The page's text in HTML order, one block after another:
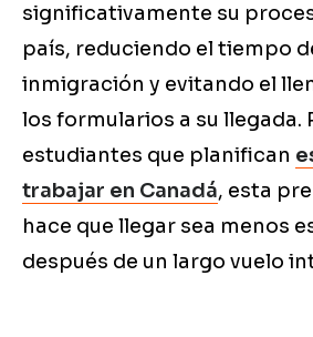
significativamente su
país, reduciendo el tiempo
inmigración y evitando el
los formularios a su llegada.
estudiantes que planifican
trabajar en Canadá, esta
hace que llegar sea menos
después de un largo vuelo